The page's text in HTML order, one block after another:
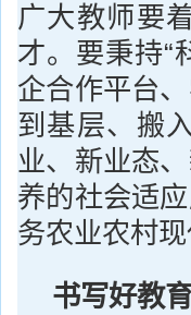
广大教师要
才。要秉持“
企合作平台
到基层、搬
业、新业态
养的社会适
务农业农村现
书写好教